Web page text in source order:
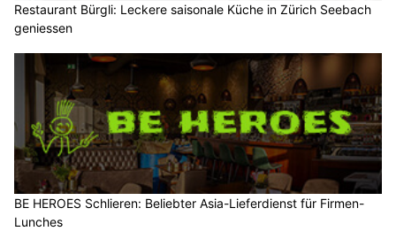
Restaurant Bürgli: Leckere saisonale Küche in Zürich Seebach
geniessen
BE HEROES Schlieren: Beliebter Asia-Lieferdienst für Firmen-
Lunches